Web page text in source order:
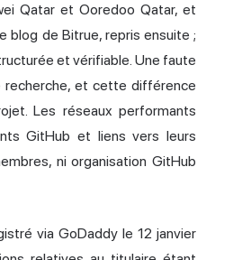
Qatar et Ooredoo Qatar, et
blog de Bitrue, repris ensuite ;
et vérifiable. Une faute
recherche, et cette différence
Les réseaux performants
GitHub et liens vers leurs
ni organisation GitHub
via GoDaddy le 12 janvier